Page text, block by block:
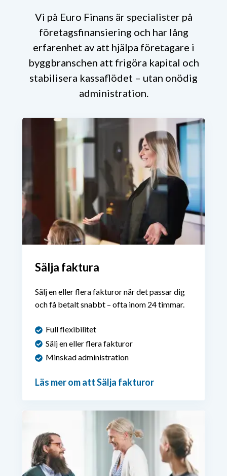
Vi på Euro Finans är specialister på
företagsfinansiering och har lång
erfarenhet av att hjälpa företagare i
byggbranschen att frigöra kapital och
stabilisera kassaflödet – utan onödig
administration.
Sälja faktura
Sälj en eller flera fakturor när det passar dig
och få betalt snabbt – ofta inom 24 timmar.
Full flexibilitet
Sälj en eller flera fakturor
Minskad administration
Läs mer om att Sälja fakturor